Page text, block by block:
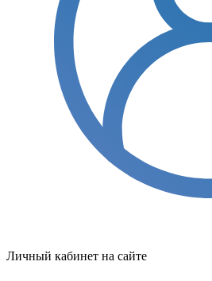
Личный кабинет на сайте